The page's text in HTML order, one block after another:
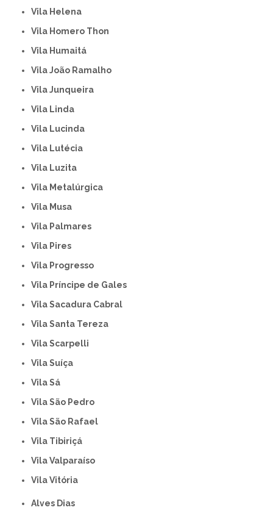
Vila Helena
Vila Homero Thon
Vila Humaitá
Vila João Ramalho
Vila Junqueira
Vila Linda
Vila Lucinda
Vila Lutécia
Vila Luzita
Vila Metalúrgica
Vila Musa
Vila Palmares
Vila Pires
Vila Progresso
Vila Príncipe de Gales
Vila Sacadura Cabral
Vila Santa Tereza
Vila Scarpelli
Vila Suíça
Vila Sá
Vila São Pedro
Vila São Rafael
Vila Tibiriçá
Vila Valparaíso
Vila Vitória
Alves Dias